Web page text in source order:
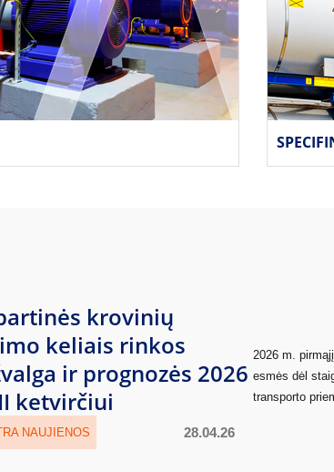
krovinių
keliais rinkos
ir prognozės 2026
ketvirčiui
NAUJIENOS 28.04.26
2026 m.
esmės dėl
transporto